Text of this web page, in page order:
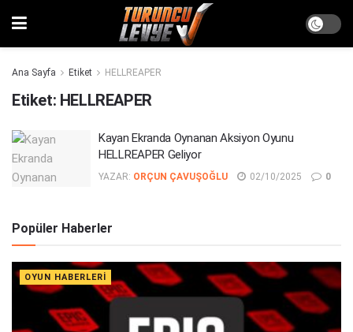
Ana Sayfa Etiket HELLREAPER
Etiket: HELLREAPER
Kayan Ekranda Oynanan Aksiyon Oyunu
HELLREAPER Geliyor
YAZAR: ORÇUN ÇAVUŞOĞLU 02/10/2025 0
Popüler Haberler
OYUN HABERLERI